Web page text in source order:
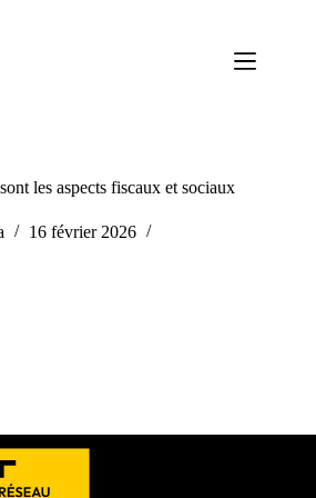
les aspects fiscaux et sociaux
16 février 2026